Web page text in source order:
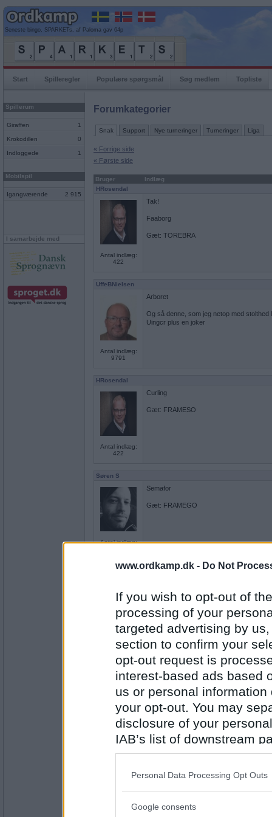
www.ordkamp.dk - Do Not
If you wish to opt-out of
processing of your
targeted advertising by
section to confirm your
opt-out request is
interest-based ads based
us or personal
your opt-out. You may
disclosure of your
IAB’s list of downstream
also be disclosed by us
Downstream Participants
Please note that this
Personal Data Processing Opt Outs
Google consents
Seneste bingo, SPARKETs, af Paloma gav 64p
Start Spilleregler Populære spørgsmål Søg medlem Topliste
Spillerum
Giraffen 1
Krokodillen 0
Indloggede 1
Mobilspil
Igangværende 2 915
I samarbejde med
Forumkategorier
Snak Support Nye turneringer Turneringer Liga
« Forrige side
« Første side
Bruger
Indlæg
HRosendal
Antal indlæg:
422
Tak!
Faaborg
Gæt: TOREBRA
UffeBNielsen
Antal indlæg:
9791
Arboret
Og så denne, som jeg netop med stolthed
Uingcr plus en joker
HRosendal
Antal indlæg:
422
Curling
Gæt: FRAMESO
Søren S
Antal indlæg:
Semafor
Gæt: FRAMEGO
HRosendal
Antal indlæg:
422
Gæt: FNAMEGO
Iwantar- Ikke længere medlem
Antal indlæg:
289
megafon
TOGAGIN
Gigaton